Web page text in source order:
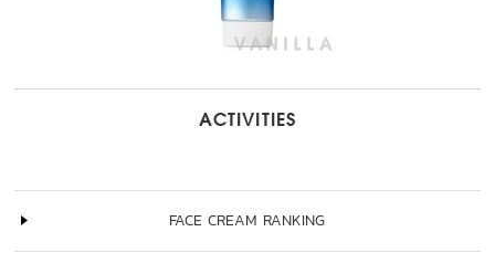
ACTIVITIES
FACE CREAM RANKING